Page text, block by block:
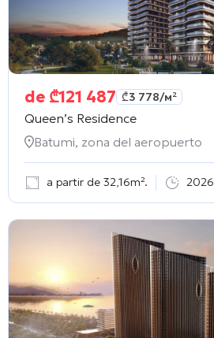
de ₾121 487 ₾3 778/м²
Queen’s Residence
Batumi, zona del aeropuerto
a partir de 32,16m². 2026